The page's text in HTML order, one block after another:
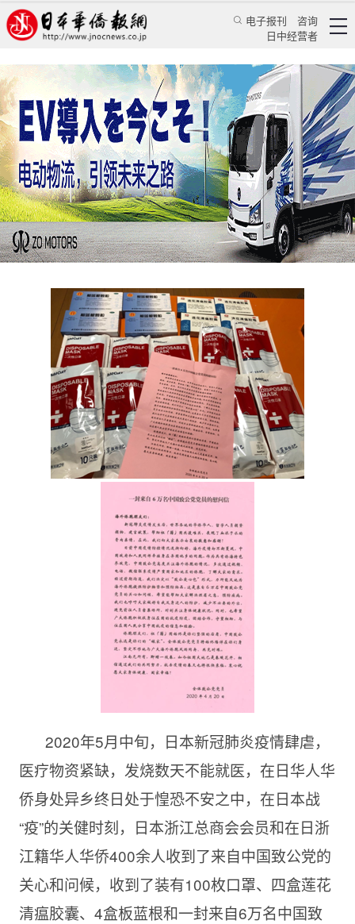
电子报刊
咨询
日中经营者
小包裹大爱心 在日浙江侨胞收到来自致公党的防
疫爱心包
华人新闻 文化风采
日本浙江总商会 2020/6/16 09:42:07
2020年5月中旬，日本新冠肺炎疫情肆虐，
医疗物资紧缺，发烧数天不能就医，在日华人华
侨身处异乡终日处于惶恐不安之中，在日本战
“疫”的关健时刻，日本浙江总商会会员和在日浙
江籍华人华侨400余人收到了来自中国致公党的
关心和问候，收到了装有100枚口罩、四盒莲花
清瘟胶囊、4盒板蓝根和一封来自6万名中国致